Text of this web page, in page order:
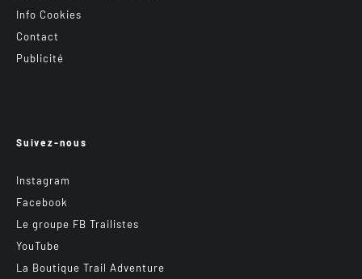
Info Cookies
Contact
Publicité
Suivez-nous
Instagram
Facebook
Le groupe FB Trailistes
YouTube
La Boutique Trail Adventure